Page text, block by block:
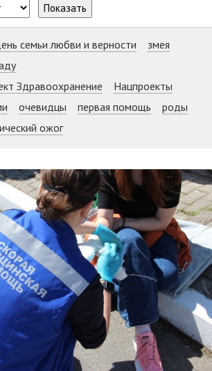
Показать
семьи любви и верности
змея
Здравоохранение
Нацпроекты
очевидцы первая помощь
роды
ожог